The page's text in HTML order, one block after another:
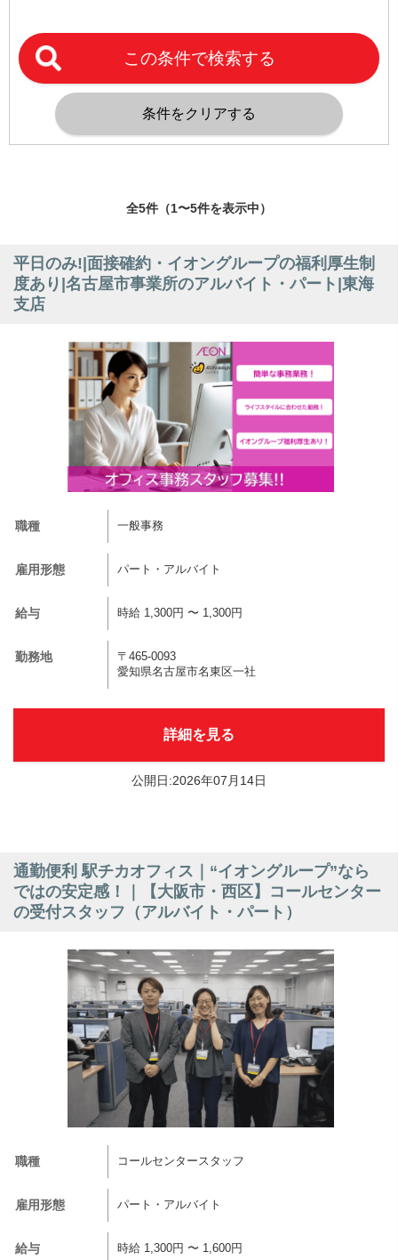
全5件（1〜5件を表示中）
平日のみ!|面接確約・イオングループの福利厚生制
度あり|名古屋市事業所のアルバイト・パート|東海
支店
職種 一般事務
雇用形態 パート・アルバイト
給与 時給 1,300円 〜 1,300円
勤務地
〒465-0093
愛知県名古屋市名東区一社
詳細を見る
公開日:2026年07月14日
通勤便利 駅チカオフィス｜“イオングループ”なら
ではの安定感！｜【大阪市・西区】コールセンター
の受付スタッフ（アルバイト・パート）
職種 コールセンタースタッフ
雇用形態 パート・アルバイト
給与 時給 1,300円 〜 1,600円